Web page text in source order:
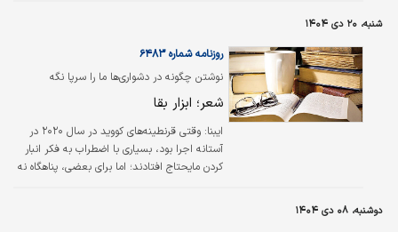
استادان فرهنگ و ادبیات در انگلستان و ایالات
متحده آمریکا، گردآوری شده، شماری از پژوهشگران
شنبه، ۲۰ دی ۱۴۰۴
نوشتن چگونه در دشواری‌ها ما را سرپا نگه
می‌دارد؟
روزنامه شماره ۶۴۸۳
شعر؛ ابزار بقا
ایبنا: وقتی قرنطینه‌های کووید در سال ۲۰۲۰ در
آستانه اجرا بود، بسیاری با اضطراب به فکر انبار
کردن مایحتاج افتادند؛ اما برای بعضی، پناهگاه نه
دوشنبه، ۰۸ دی ۱۴۰۴